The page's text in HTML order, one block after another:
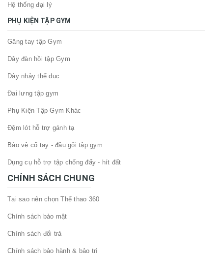
Hệ thống đại lý
PHỤ KIỆN TẬP GYM
Găng tay tập Gym
Dây đàn hồi tập Gym
Dây nhảy thể dục
Đai lưng tập gym
Phụ Kiện Tập Gym Khác
Đệm lót hỗ trợ gánh tạ
Bảo vệ cổ tay - đầu gối tập gym
Dụng cụ hỗ trợ tập chống đẩy - hít đất
CHÍNH SÁCH CHUNG
Tại sao nên chọn Thể thao 360
Chính sách bảo mật
Chính sách đổi trả
Chính sách bảo hành & bảo trì